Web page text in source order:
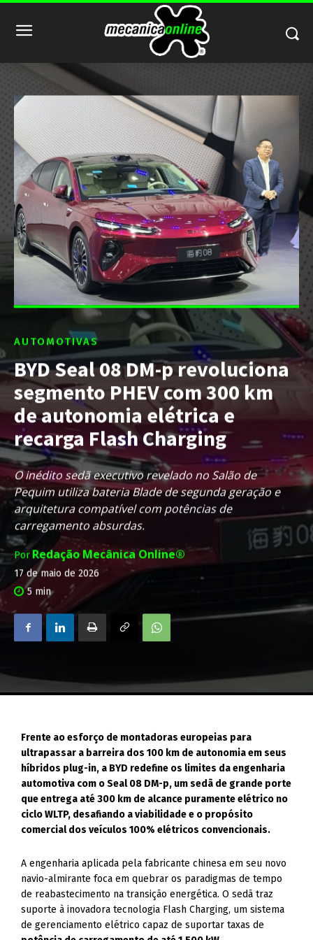
AUTOMOTIVAS
BYD Seal 08 DM-p revoluciona
segmento PHEV com 300 km
de autonomia elétrica e
recarga Flash Charging
O inédito sedã executivo revelado no Salão de
Pequim utiliza bateria Blade de segunda geração e
arquitetura compatível com potências de
carregamento absurdas.
Por Redação Mecânica Online®
17 de maio de 2026
5 min
Frente ao esforço de montadoras europeias para
ultrapassar a barreira dos 100 km de autonomia em seus
híbridos plug-in, a BYD redefine os limites da engenharia
automotiva com o Seal 08 DM-p, um sedã de grande porte
que entrega até 300 km de alcance puramente elétrico no
ciclo WLTP, desafiando a viabilidade e o propósito
comercial dos veículos 100% elétricos convencionais.
A engenharia aplicada pela fabricante chinesa em seu novo
navio-almirante foca em quebrar os paradigmas de tempo
de reabastecimento na transição energética. O sedã traz
suporte à inovadora tecnologia Flash Charging, um sistema
de gerenciamento elétrico capaz de suportar taxas de